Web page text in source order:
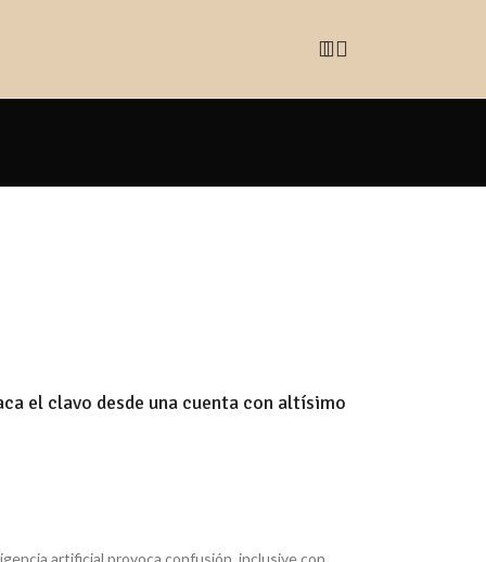
el clavo desde una cuenta con altísimo
artificial provoca confusión, inclusive con